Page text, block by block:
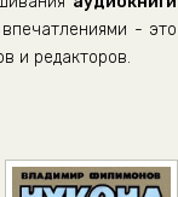
- это
и редакторов.